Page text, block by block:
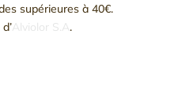
supérieures à 40€.
Alviolor S.A.